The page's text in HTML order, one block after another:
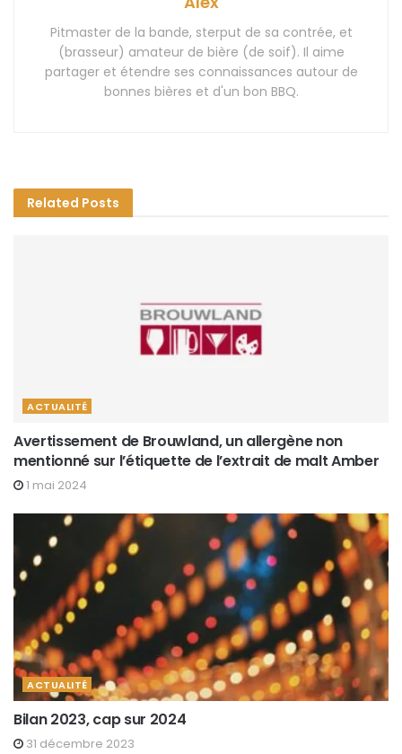
Pitmaster de la bande, sterput de sa contrée, et
(brasseur) amateur de bière (de soif). Il aime
partager et étendre ses connaissances autour de
bonnes bières et d'un bon BBQ.
Related Posts
ACTUALITÉ
Avertissement de Brouwland, un allergène non
mentionné sur l’étiquette de l’extrait de malt Amber
1 mai 2024
ACTUALITÉ
Bilan 2023, cap sur 2024
31 décembre 2023